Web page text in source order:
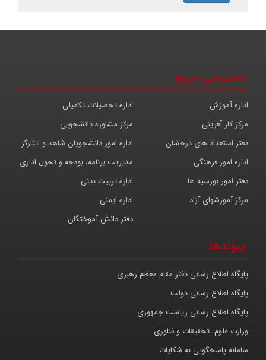
دسترسی سریع
اداره تحصیلات تکمیلی
اداره آموزش
مرکز مشاوره دانشجویی
مرکز کار آفرینی
اداره امور دانشجویان شاهد و ایثارگر
دفتر استعداد های درخشان
مدیریت برنامه، بودجه و تحول اداری
اداره امور فرهنگی
اداره تربیت بدنی
دفتر امور بورسیه ها
اداره ایمنی
مرکز آموزشهای آزاد
دفتر دانش آموختگان
پیوندها
پایگاه اطلاع رسانی دفتر مقام معظم رهبری
پایگاه اطلاع رسانی دولت
پایگاه اطلاع رسانی ریاست جمهوری
وزارت علوم، تحقیقات و فناوری
سامانه پاسخگویی به شکایات